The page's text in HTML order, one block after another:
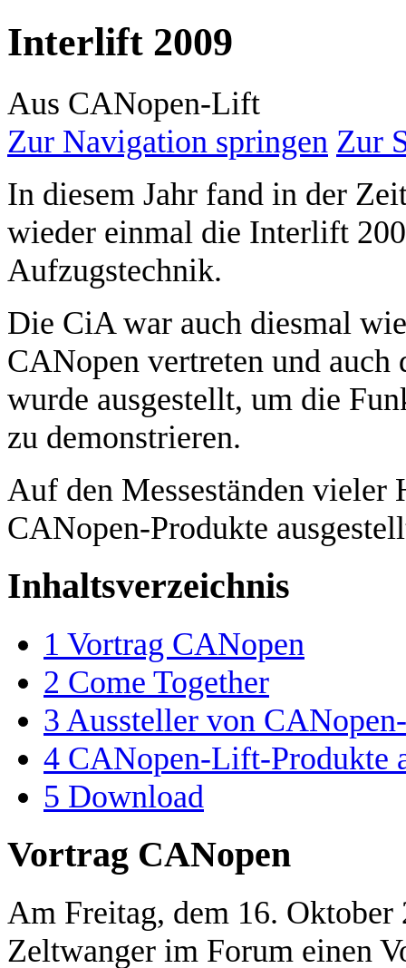
Interlift 2009
Aus CANopen-Lift
Zur Navigation springen Zur
In diesem Jahr fand in der
wieder einmal die Interlift
Aufzugstechnik.
Die CiA war auch diesmal
CANopen vertreten und auch
wurde ausgestellt, um die
zu demonstrieren.
Auf den Messeständen vieler
CANopen-Produkte
Inhaltsverzeichnis
1 Vortrag CANopen
2 Come Together
3 Aussteller von
4 CANopen-Lift-Produkte
5 Download
Vortrag CANopen
Am Freitag, dem 16.
Zeltwanger im Forum einen